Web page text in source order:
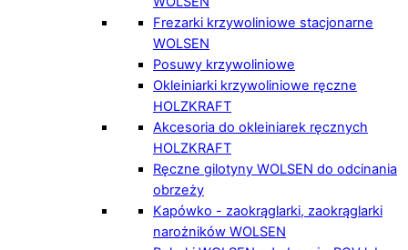
Frezarki krzywoliniowe stacjonarne
WOLSEN
Posuwy krzywoliniowe
Okleiniarki krzywoliniowe ręczne
HOLZKRAFT
Akcesoria do okleiniarek ręcznych
HOLZKRAFT
Ręczne gilotyny WOLSEN do odcinania
obrzeży
Kapówko - zaokrąglarki, zaokrąglarki
narożników WOLSEN